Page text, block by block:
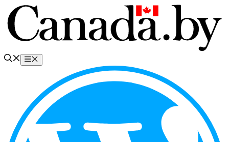
Перейти
содержимому
Меню